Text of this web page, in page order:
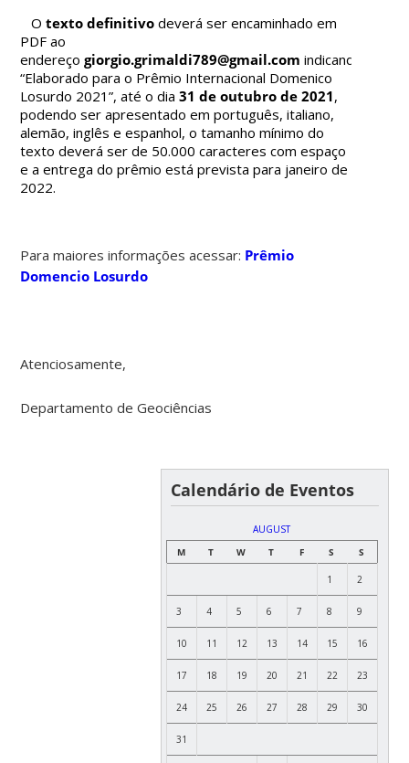
Otexto definitivo deverá ser encaminhado em
PDF ao
endereçogiorgio.grimaldi789@gmail.com indicando:
“Elaborado para o Prêmio Internacional Domenico
Losurdo 2021”,até o dia31 de outubro de 2021,
podendo ser apresentado em português, italiano,
alemão, inglês e espanhol, o tamanho mínimo do
texto deverá ser de 50.000 caracteres com espaço
e a entrega do prêmio está prevista para janeiro de
2022.
Para maiores informações acessar: Prêmio
Domencio Losurdo
Atenciosamente,
Departamento de Geociências
Calendário de Eventos
AUGUST
M
T W T F S S
1 2
3 4 5 6 7 8 9
10 11 12 13 14 15 16
17 18 19 20 21 22 23
24 25 26 27 28 29 30
31